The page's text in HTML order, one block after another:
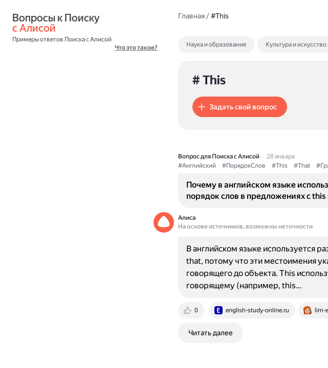
с Алисой
Примеры ответов Поиска с Алисой
Что это такое?
Главная/#This
Наука и образование Культура и искусство
# This
Задать свой вопрос
Вопрос для Поиска с Алисой
28 января
#Английский
#ПорядокСлов #This #That
Почему в английском языке
порядок слов в предложениях с this
Алиса
На основе источников, возможны неточности
0 english-study-online.ru lim-
В английском языке используется
that, потому что эти местоимения
говорящего до объекта. This
говорящему (например, this…
Читать далее